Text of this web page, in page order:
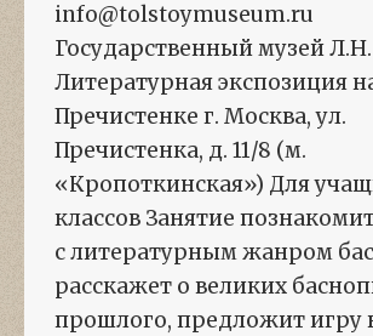
info@tolstoymuseum.ru
Государственный музей Л.Н.
Литературная экспозиция
Пречистенке г. Москва, ул.
Пречистенка, д. 11/8 (м.
«Кропоткинская») Для
классов Занятие
с литературным жанром
расскажет о великих
прошлого, предложит игру